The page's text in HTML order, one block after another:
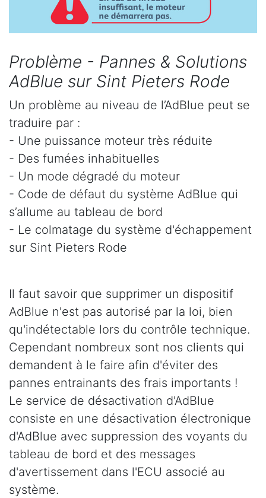
Problème - Pannes & Solutions
AdBlue sur Sint Pieters Rode
Un problème au niveau de l’AdBlue peut se
traduire par :
- Une puissance moteur très réduite
- Des fumées inhabituelles
- Un mode dégradé du moteur
- Code de défaut du système AdBlue qui
s’allume au tableau de bord
- Le colmatage du système d'échappement
sur Sint Pieters Rode
Il faut savoir que supprimer un dispositif
AdBlue n'est pas autorisé par la loi, bien
qu'indétectable lors du contrôle technique.
Cependant nombreux sont nos clients qui
demandent à le faire afin d'éviter des
pannes entrainants des frais importants !
Le service de désactivation d'AdBlue
consiste en une désactivation électronique
d'AdBlue avec suppression des voyants du
tableau de bord et des messages
d'avertissement dans l'ECU associé au
système.